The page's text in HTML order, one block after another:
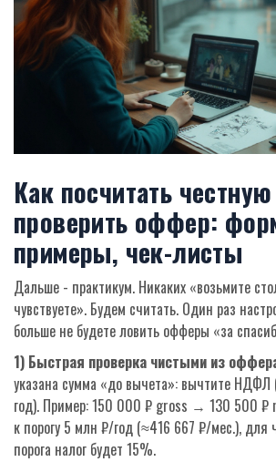
Как посчитать
проверить оффер:
примеры, чек-листы
Дальше - практикум. Никаких «возьмите
чувствуете». Будем считать. Один раз
больше не будете ловить офферы «за
1) Быстрая проверка чистыми из
указана сумма «до вычета»: вычтите
год). Пример: 150 000 ₽ gross → 130 500 ₽
к порогу 5 млн ₽/год (≈416 667 ₽/мес.), для
порога налог будет 15%.